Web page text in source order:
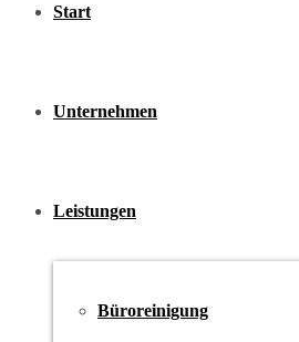
Start
Unternehmen
Leistungen
Büroreinigung